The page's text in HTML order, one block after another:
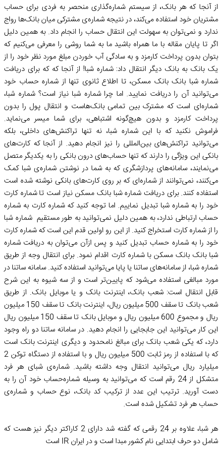
از آنجا که هر بانک، از سیستم شماره‌گذاری منحصر به فردی برای حساب
مشتریان خود استفاده می‌کند، در نتیجه شماره‌ی مشترکی میان بانک‌ها رواج
ندارد و نمی‌توان به سهولت این انتقال حساب را انجام داد. به همین دلیل
اگر تا پایان مقاله با ما همراه باشید ما به شما روشی را معرفی می‌کنیم که
بتوان بدون پرداخت کارمزد و به سادگی آب خوردن مبلغ مورد نظر خود را از
یک بانک به بانک دیگر انتقال داد: شماره شبا! از آنجا که که برای دریافت
شماره شبا بانک بانک مسکن، تا اطلاع ثانوی تنها از شماره حساب خود
می‌توانید آن را دریافت نمایید. اما چرا شماره شبا نیاز است؟ شماره شبا،
شماره‌ای است که مشترک بین تمامی بانک‌هاست و انتقال پول را بدون
پرداخت کارمزد و بدون هیچ‌گونه اشتباهی، برای شما میسر می‌نماید.
فراموش نکنید که با این شماره شبا، نه تنها تراکنش‌های داخلی، بلکه
می‌توانید تراکنش‌های بین‌المللی را نیز انجام دهید. از آنجا که کارت‌های
بانکی این ویژگی را دارند که تنها حساب‌های درون بانکی را به یکدیگر متصل
می‌نمایند، سامانه‌های پردازشگری که به شما در نوشتن شماره‌ی شبا کمک
می‌کنند، نمی‌توانند از شماره‌ای که بر روی کارت‌های بانکی نوشته شده‌ است
استفاده کنند. برای دریافت شماره شبا بانک مسکن نیاز است تا شماره کارت
خود را به شماره شبا تبدیل نماییم. اما توجه کنید که شماره کارت به شماره
حساب ارتباطی ندارد، به همین دلیل نمی‌توانید به طور مستقیم شماره شبا
را از شماره کارت استخراج کنید. از این رو اولین قدم این است که شماره کارت
خود را به شماره حساب تبدیل کنید و پس ازآن می‌توان به دریافت شماره
شبا بانک بانک مسکن با شماره کارت اقدام نمود. برای انتقال وجه از طریق
شماره شبا، از سامانه‌های ساتنا یا پایا می‌توانید استفاده کنید. سامانه ساتنا در
مورد مبالغی استفاده می‌شود که پایین‌تر است و از سه شیوه به این شرح
قابل انتقال است: شعب بانک، اینترنت بانک و یا موبایل بانک. از طریق
شعب بانک تا سقف 500 میلیون ریال، اینترنت بانک تا سقف 150 میلیون
ریال و مجموع 600 میلیون ریال و موبایل بانک تا سقف 150 میلیون ریال
این کار می‌توانید این جابجایی را انجام دهید. در سامانه ساتنا دو راه وجود
دارد، که یکی شعب بانک برای مبالغ نامحدود و دیگری اینترنت بانک است
که با استفاده از رمز ثابت 500 میلیون ریال و با استفاده از دستگاه توکن 2
میلیارد ریال می‌توانید انتقال وجه داشته باشید. شماره‌ی شبای هر فرد
متشکل از 24 رقم است که می‌توانید به وسیله شماره‌حساب خود آن را به
دست آورید. ترتیب این عدد از ترکیب کد بانک، نوع حساب و شماره‌ی
حساب هر فرد تشکیل شده است.
هر شبا، علاوه بر 24 رقمی که گفته شد دارای 2 کاراکتر دیگر نیز هست که
شامل دو حرف ابتدایی نام کشور مبدا است و در ایران IR است